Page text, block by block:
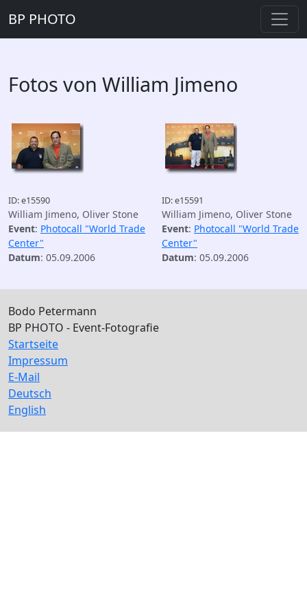
BP PHOTO
Fotos von William Jimeno
ID: e15590
William Jimeno, Oliver Stone
Event: Photocall "World Trade
Center"
Datum: 05.09.2006
ID: e15591
William Jimeno, Oliver Stone
Event: Photocall "World Trade
Center"
Datum: 05.09.2006
Bodo Petermann
BP PHOTO - Event-Fotografie
Startseite
Impressum
E-Mail
Deutsch
English